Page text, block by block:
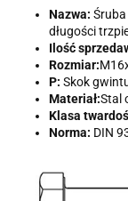
Nazwa:
długości
Ilość
Rozmiar:
P: Skok
Materiał:Stal
Klasa
Norma: DIN